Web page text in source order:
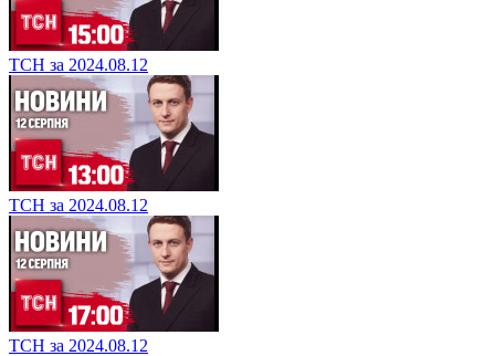
ТСН за 2024.08.12
ТСН за 2024.08.12
ТСН за 2024.08.12